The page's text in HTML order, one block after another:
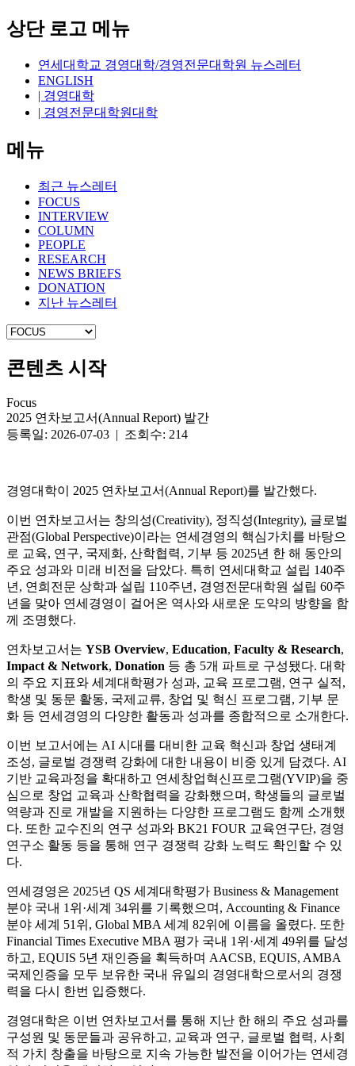
상단 로고 메뉴
연세대학교 경영대학/경영전문대학원 뉴스레터
ENGLISH
| 경영대학
| 경영전문대학원대학
메뉴
최근 뉴스레터
FOCUS
INTERVIEW
COLUMN
PEOPLE
RESEARCH
NEWS BRIEFS
DONATION
지난 뉴스레터
콘텐츠 시작
Focus
2025 연차보고서(Annual Report) 발간
등록일: 2026-07-03 | 조회수: 214
경영대학이 2025 연차보고서(Annual Report)를 발간했다.
이번 연차보고서는 창의성(Creativity), 정직성(Integrity), 글로벌
관점(Global Perspective)이라는 연세경영의 핵심가치를 바탕으
로 교육, 연구, 국제화, 산학협력, 기부 등 2025년 한 해 동안의
주요 성과와 미래 비전을 담았다. 특히 연세대학교 설립 140주
년, 연희전문 상학과 설립 110주년, 경영전문대학원 설립 60주
년을 맞아 연세경영이 걸어온 역사와 새로운 도약의 방향을 함
께 조명했다.
연차보고서는 YSB Overview, Education, Faculty & Research,
Impact & Network, Donation 등 총 5개 파트로 구성됐다. 대학
의 주요 지표와 세계대학평가 성과, 교육 프로그램, 연구 실적,
학생 및 동문 활동, 국제교류, 창업 및 혁신 프로그램, 기부 문
화 등 연세경영의 다양한 활동과 성과를 종합적으로 소개한다.
이번 보고서에는 AI 시대를 대비한 교육 혁신과 창업 생태계
조성, 글로벌 경쟁력 강화에 대한 내용이 비중 있게 담겼다. AI
기반 교육과정을 확대하고 연세창업혁신프로그램(YVIP)을 중
심으로 창업 교육과 산학협력을 강화했으며, 학생들의 글로벌
역량과 진로 개발을 지원하는 다양한 프로그램도 함께 소개했
다. 또한 교수진의 연구 성과와 BK21 FOUR 교육연구단, 경영
연구소 활동 등을 통해 연구 경쟁력 강화 노력도 확인할 수 있
다.
연세경영은 2025년 QS 세계대학평가 Business & Management
분야 국내 1위·세계 34위를 기록했으며, Accounting & Finance
분야 세계 51위, Global MBA 세계 82위에 이름을 올렸다. 또한
Financial Times Executive MBA 평가 국내 1위·세계 49위를 달성
하고, EQUIS 5년 재인증을 획득하며 AACSB, EQUIS, AMBA
국제인증을 모두 보유한 국내 유일의 경영대학으로서의 경쟁
력을 다시 한번 입증했다.
경영대학은 이번 연차보고서를 통해 지난 한 해의 주요 성과를
구성원 및 동문들과 공유하고, 교육과 연구, 글로벌 협력, 사회
적 가치 창출을 바탕으로 지속 가능한 발전을 이어가는 연세경